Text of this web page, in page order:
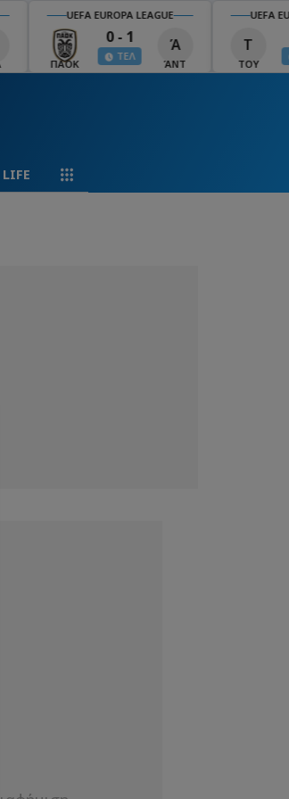
UEFA EUROPA LEAGUE
ΠΑΟΚ
0 - 1
ΤΕΛ
Ά
ΆΝΤ
UEFA
Τ
ΤΟΥ
LIFE